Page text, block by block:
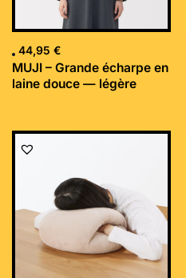
44,95 €
MUJI – Grande écharpe en
laine douce — légère